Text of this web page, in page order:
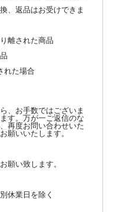
、返品はお受けできま
離された商品
れた場合
、お手数ではございま
す。万が一ご返信のな
再度お問い合わせいた
願いいたします。
願い致します。
休業日を除く